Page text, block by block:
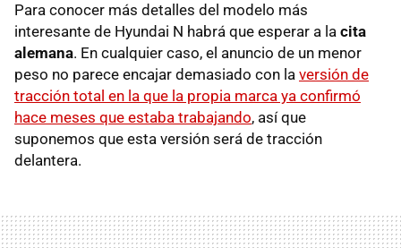
Para conocer más detalles del modelo más
interesante de Hyundai N habrá que esperar a la cita
alemana. En cualquier caso, el anuncio de un menor
peso no parece encajar demasiado con la versión de
tracción total en la que la propia marca ya confirmó
hace meses que estaba trabajando, así que
suponemos que esta versión será de tracción
delantera.